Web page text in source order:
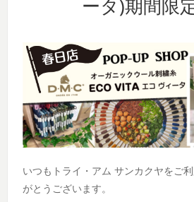
ータ)期間限
いつもトライ・アム サンカクヤをご
がとうございます。